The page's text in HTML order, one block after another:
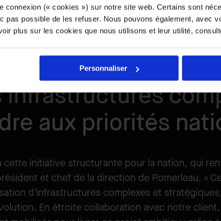
connexion (« cookies ») sur notre site web. Certains sont
pas possible de les refuser. Nous pouvons également, avec
plus sur les cookies que nous utilisons et leur utilité,
Personnaliser
des évaluations environnementales, des
phases. Une phase de validation débutera au
d'élaboration de la conception, les travaux de
infrastructures
aux priorités
cette initiative structurante pour la nation, qui
et chef de la direction de Pomerleau. «
d’infrastructures complexes et
En étroite collaboration avec notre